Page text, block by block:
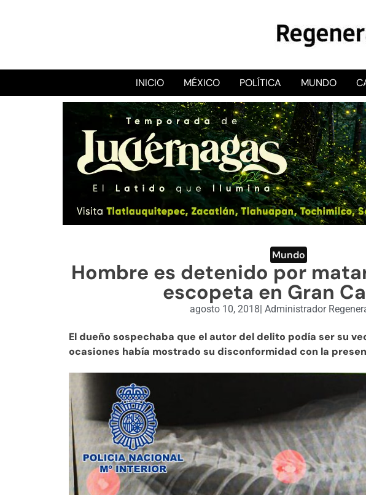
RegeneraciónMX
Sitio de noticias
INICIO MÉXICO POLÍTICA MUNDO
Mundo
Hombre es detenido por
escopeta en Gran
agosto 10, 2018 Administrador
El dueño sospechaba que el autor del delito podía ser su
ocasiones había mostrado su disconformidad con la